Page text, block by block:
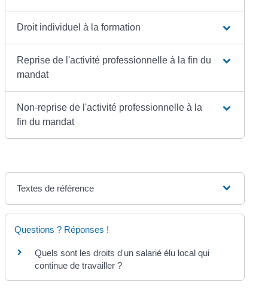
Droit individuel à la formation
Reprise de l'activité professionnelle à la fin du
mandat
Non-reprise de l'activité professionnelle à la
fin du mandat
Textes de référence
Questions ? Réponses !
Quels sont les droits d'un salarié élu local qui
continue de travailler ?